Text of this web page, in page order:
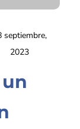
septiembre,
2023